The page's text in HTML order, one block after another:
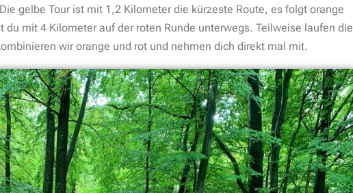
gelbe Tour ist mit 1,2 Kilometer die kürzeste Route, es folgt orange
du mit 4 Kilometer auf der roten Runde unterwegs. Teilweise laufen die
wir orange und rot und nehmen dich direkt mal mit.